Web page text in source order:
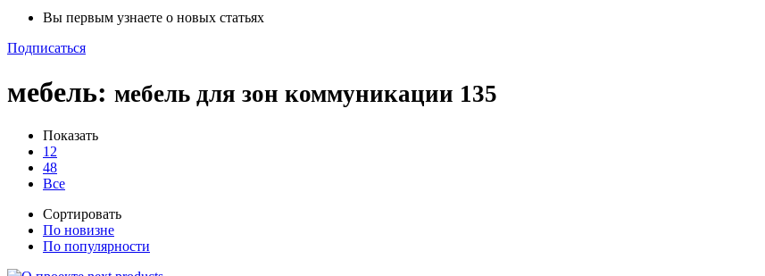
Вы первым узнаете о новых статьях
Подписаться
мебель: мебель для зон коммуникации 135
Показать
12
48
Все
Сортировать
По новизне
По популярности